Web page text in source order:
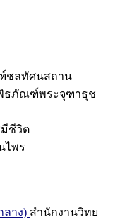
ลทัศนสถาน
ธภัณฑ์พระจุฑาธุช
ชีวิต
พร
ลาง) สำนักงานวิทย